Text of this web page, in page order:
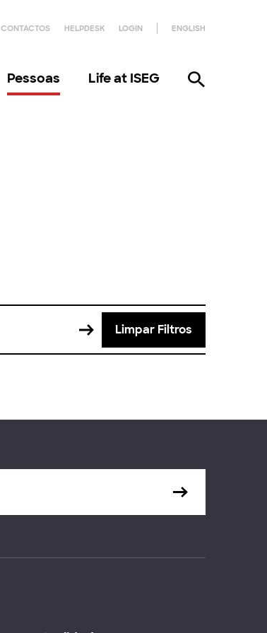
CONTACTOS HELPDESK LOGIN ENGLISH
Pessoas Life at ISEG
Limpar Filtros